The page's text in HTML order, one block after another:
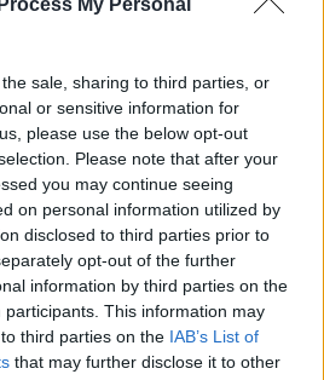
My Personal
sale, sharing to third parties, or
or sensitive information for
please use the below opt-out
Please note that after your
you may continue seeing
on personal information utilized by
disclosed to third parties prior to
opt-out of the further
information by third parties on the
participants. This information may
third parties on the IAB’s List of
that may further disclose it to other
a projekt erősségeit.
egy meglévő projekt online térre
a rendszerváltás harmincadik
hároméves oktatási projektet
a középiskolásokat ismerteti meg
képzőművészetével.